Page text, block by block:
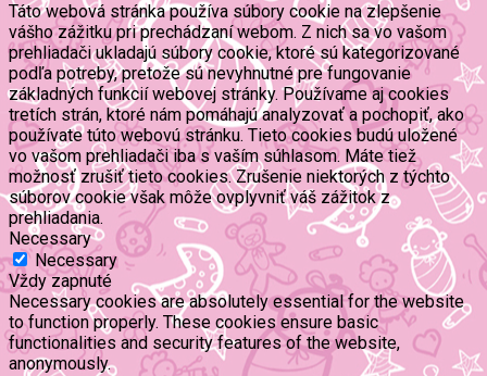
Táto webová stránka používa súbory cookie na zlepšenie
vášho zážitku pri prechádzaní webom. Z nich sa vo vašom
prehliadači ukladajú súbory cookie, ktoré sú kategorizované
podľa potreby, pretože sú nevyhnutné pre fungovanie
základných funkcií webovej stránky. Používame aj cookies
tretích strán, ktoré nám pomáhajú analyzovať a pochopiť, ako
používate túto webovú stránku. Tieto cookies budú uložené
vo vašom prehliadači iba s vaším súhlasom. Máte tiež
možnosť zrušiť tieto cookies. Zrušenie niektorých z týchto
súborov cookie však môže ovplyvniť váš zážitok z
prehliadania.
Necessary
Necessary
Vždy zapnuté
Necessary cookies are absolutely essential for the website
to function properly. These cookies ensure basic
functionalities and security features of the website,
anonymously.